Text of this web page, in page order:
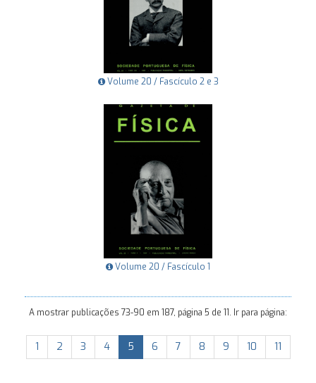
Volume 20 / Fascículo 2 e 3
Volume 20 / Fascículo 1
A mostrar publicações 73-90 em 187, página 5 de 11. Ir para página:
1 2 3 4 5 6 7 8 9 10 11